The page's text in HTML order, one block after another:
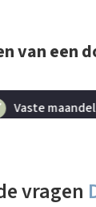
van een
Vaste
vragen